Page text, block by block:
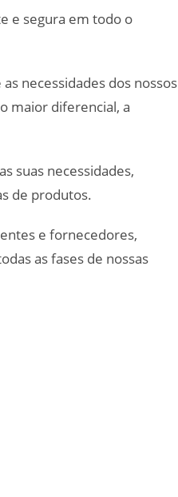
e segura em todo o
necessidades dos nossos
maior diferencial, a
suas necessidades,
de produtos.
e fornecedores,
as fases de nossas